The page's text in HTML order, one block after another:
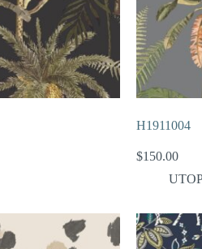
H1911004
$150.00